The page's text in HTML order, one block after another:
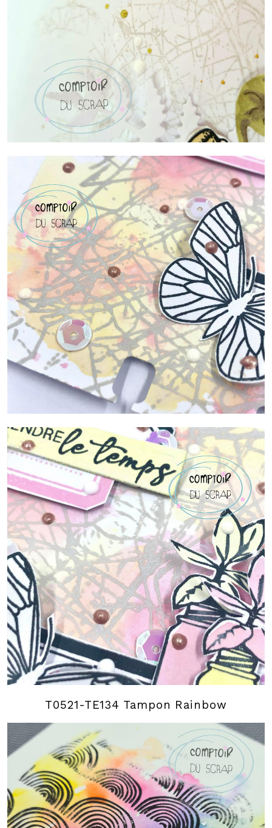
T0521-TE134 Tampon Rainbow